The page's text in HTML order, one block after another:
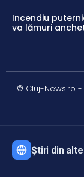
Incendiu
va lămuri
© Cluj-News.ro -
Știri din